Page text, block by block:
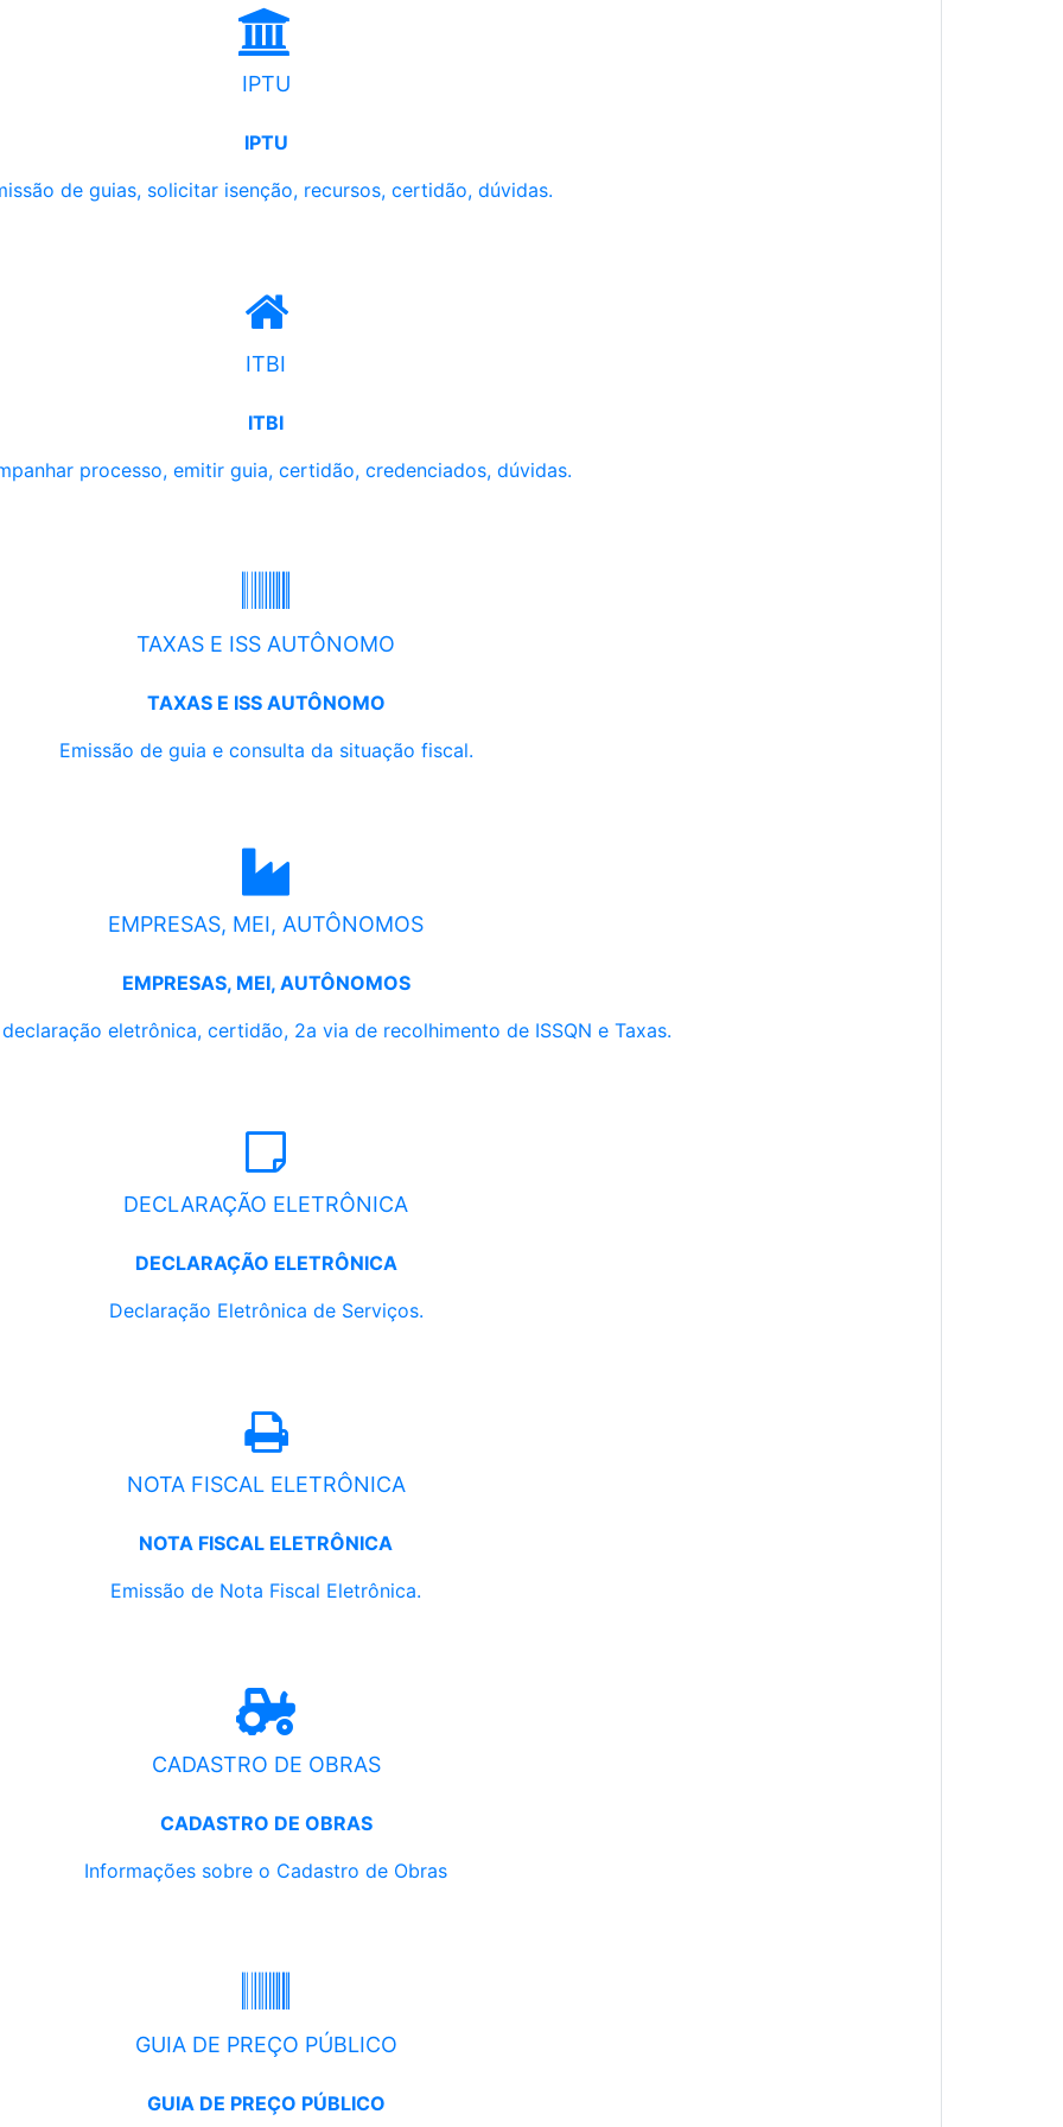
IPTU
IPTU
de guias, solicitar isenção, recursos, certidão, dúvidas.
ITBI
ITBI
processo, emitir guia, certidão, credenciados, dúvidas.
TAXAS E ISS AUTÔNOMO
TAXAS E ISS AUTÔNOMO
Emissão de guia e consulta da situação fiscal.
EMPRESAS, MEI, AUTÔNOMOS
EMPRESAS, MEI, AUTÔNOMOS
eletrônica, certidão, 2a via de recolhimento de ISSQN e Taxas.
DECLARAÇÃO ELETRÔNICA
DECLARAÇÃO ELETRÔNICA
Declaração Eletrônica de Serviços.
NOTA FISCAL ELETRÔNICA
NOTA FISCAL ELETRÔNICA
Emissão de Nota Fiscal Eletrônica.
CADASTRO DE OBRAS
CADASTRO DE OBRAS
Informações sobre o Cadastro de Obras
GUIA DE PREÇO PÚBLICO
GUIA DE PREÇO PÚBLICO